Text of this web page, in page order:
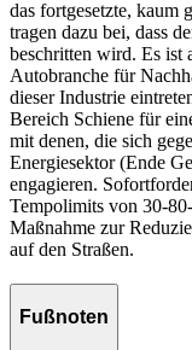
das fortgesetzte, kaum
tragen dazu bei, dass
beschritten wird. Es ist
Autobranche für
dieser Industrie
Bereich Schiene für
mit denen, die sich
Energiesektor (Ende
engagieren.
Tempolimits von 30-
Maßnahme zur
auf den Straßen.
Fußnoten